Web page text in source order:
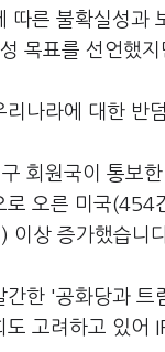
따른 불확실성과
목표를 선언했
나라에 대한 반
회원국이 통보
로 오른 미국(454
상 증가했습니
간한 '공화당과 트
도 고려하고 있어